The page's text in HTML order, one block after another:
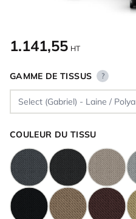
1.141,55 HT
GAMME DE TISSUS ?
COULEUR DU TISSU